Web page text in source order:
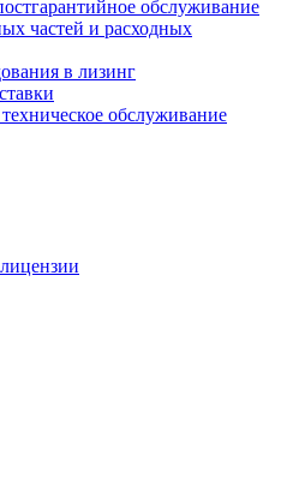
обслуживание
частей и расходных
в лизинг
обслуживание